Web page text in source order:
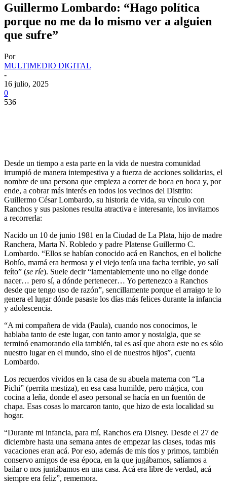
Guillermo Lombardo: “Hago política
porque no me da lo mismo ver a alguien
que sufre”
Por
MULTIMEDIO DIGITAL
-
16 julio, 2025
0
536
Desde un tiempo a esta parte en la vida de nuestra comunidad
irrumpió de manera intempestiva y a fuerza de acciones solidarias, el
nombre de una persona que empieza a correr de boca en boca y, por
ende, a cobrar más interés en todos los vecinos del Distrito:
Guillermo César Lombardo, su historia de vida, su vínculo con
Ranchos y sus pasiones resulta atractiva e interesante, los invitamos
a recorrerla:
Nacido un 10 de junio 1981 en la Ciudad de La Plata, hijo de madre
Ranchera, Marta N. Robledo y padre Platense Guillermo C.
Lombardo. “Ellos se habían conocido acá en Ranchos, en el boliche
Bohío, mamá era hermosa y el viejo tenía una facha terrible, yo salí
feíto” (se ríe). Suele decir “lamentablemente uno no elige donde
nacer… pero sí, a dónde pertenecer… Yo pertenezco a Ranchos
desde que tengo uso de razón”, sencillamente porque el arraigo te lo
genera el lugar dónde pasaste los días más felices durante la infancia
y adolescencia.
“A mi compañera de vida (Paula), cuando nos conocimos, le
hablaba tanto de este lugar, con tanto amor y nostalgia, que se
terminó enamorando ella también, tal es así que ahora este no es sólo
nuestro lugar en el mundo, sino el de nuestros hijos”, cuenta
Lombardo.
Los recuerdos vividos en la casa de su abuela materna con “La
Pichi” (perrita mestiza), en esa casa humilde, pero mágica, con
cocina a leña, donde el aseo personal se hacía en un fuentón de
chapa. Esas cosas lo marcaron tanto, que hizo de esta localidad su
hogar.
“Durante mi infancia, para mí, Ranchos era Disney. Desde el 27 de
diciembre hasta una semana antes de empezar las clases, todas mis
vacaciones eran acá. Por eso, además de mis tíos y primos, también
conservo amigos de esa época, en la que jugábamos, salíamos a
bailar o nos juntábamos en una casa. Acá era libre de verdad, acá
siempre era feliz”, rememora.